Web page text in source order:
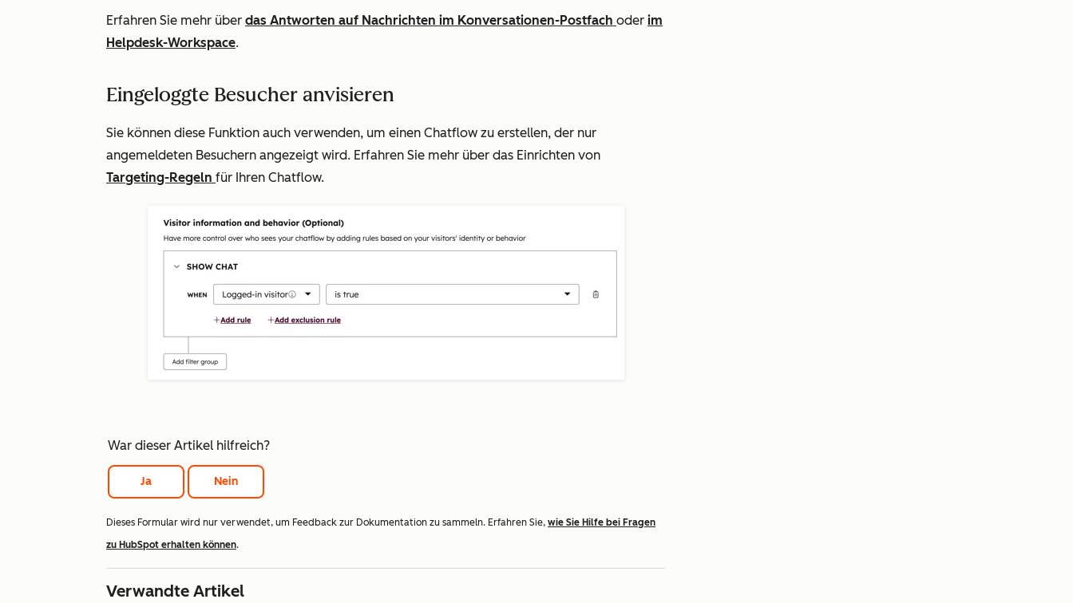
Erfahren Sie mehr über das Antworten auf Nachrichten im Konversationen-Postfach oder im
Helpdesk-Workspace.
Eingeloggte Besucher anvisieren
Sie können diese Funktion auch verwenden, um einen Chatflow zu erstellen, der nur
angemeldeten Besuchern angezeigt wird. Erfahren Sie mehr über das Einrichten von
Targeting-Regeln für Ihren Chatflow.
War dieser Artikel hilfreich?
Ja Nein
Dieses Formular wird nur verwendet, um Feedback zur Dokumentation zu sammeln. Erfahren Sie, wie Sie Hilfe bei Fragen
zu HubSpot erhalten können.
Verwandte Artikel